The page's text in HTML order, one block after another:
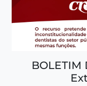
BOLETIM